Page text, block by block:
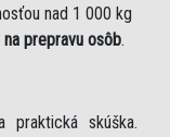
nad 1 000 kg
na prepravu osôb.
skúška.